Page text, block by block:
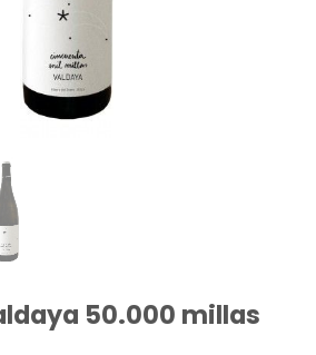
50.000 millas